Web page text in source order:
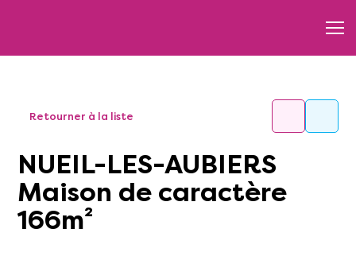
Retourner à la liste
NUEIL-LES-AUBIERS
Maison de caractère
166m²